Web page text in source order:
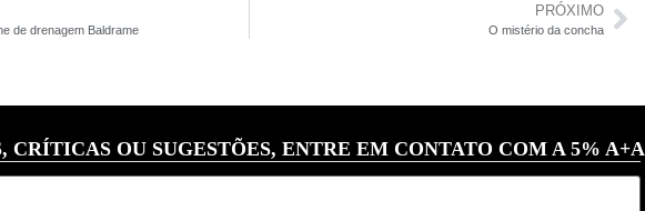
de drenagem Baldrame
PRÓXIMO
O mistério da concha
CRÍTICAS OU SUGESTÕES, ENTRE EM CONTATO COM A 5% A+A